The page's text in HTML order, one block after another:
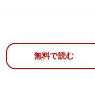
無料で読む